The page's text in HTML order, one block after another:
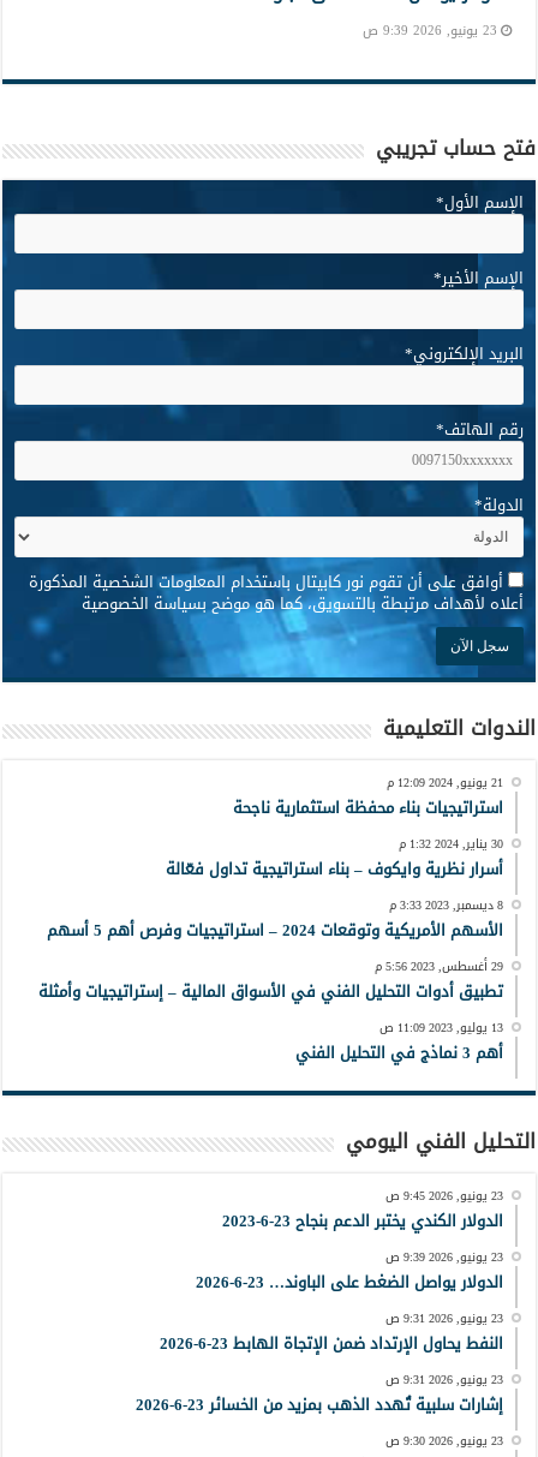
23 يونيو, 2026 9:39 ص
فتح حساب تجريبي
الإسم الأول*
الإسم الأخير*
البريد الإلكتروني*
رقم الهاتف*
الدولة*
* أوافق على أن تقوم نور كابيتال باستخدام المعلومات الشخصية المذكورة
أعلاه لأهداف مرتبطة بالتسويق، كما هو موضح بسياسة الخصوصية
الندوات التعليمية
21 يونيو, 2024 12:09 م
استراتيجيات بناء محفظة استثمارية ناجحة
30 يناير, 2024 1:32 م
أسرار نظرية وايكوف – بناء استراتيجية تداول فعّالة
8 ديسمبر, 2023 3:33 م
الأسهم الأمريكية وتوقعات 2024 – استراتيجيات وفرص أهم 5 أسهم
29 أغسطس, 2023 5:56 م
تطبيق أدوات التحليل الفني في الأسواق المالية – إستراتيجيات وأمثلة
13 يوليو, 2023 11:09 ص
أهم 3 نماذج في التحليل الفني
التحليل الفني اليومي
23 يونيو, 2026 9:45 ص
الدولار الكندي يختبر الدعم بنجاح 23-6-2023
23 يونيو, 2026 9:39 ص
الدولار يواصل الضغط على الباوند… 23-6-2026
23 يونيو, 2026 9:31 ص
النفط يحاول الإرتداد ضمن الإتجاة الهابط 23-6-2026
23 يونيو, 2026 9:31 ص
إشارات سلبية تُهدد الذهب بمزيد من الخسائر 23-6-2026
23 يونيو, 2026 9:30 ص